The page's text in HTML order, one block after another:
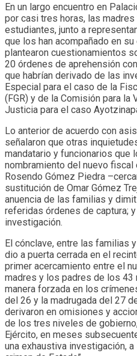
En un largo encuentro en
por casi tres horas, las
estudiantes, junto a
que los han acompañado en
plantearon cuestionamientos
20 órdenes de aprehensión
que habrían derivado de las
Especial para el caso de la
(FGR) y de la Comisión para la
Justicia para el caso
Lo anterior de acuerdo con
señalaron que otras
mandatario y funcionarios que
nombramiento del nuevo
Rosendo Gómez Piedra
sustitución de Omar Gómez
anuencia de las familias y
referidas órdenes de captura;
investigación.
El cónclave, entre las familias
dio a puerta cerrada en el
primer acercamiento entre el
madres y los padres de los
manera forzada en los
del 26 y la madrugada del 27
derivaron en omisiones y
de los tres niveles de
Ejército, en meses
una exhaustiva investigación,